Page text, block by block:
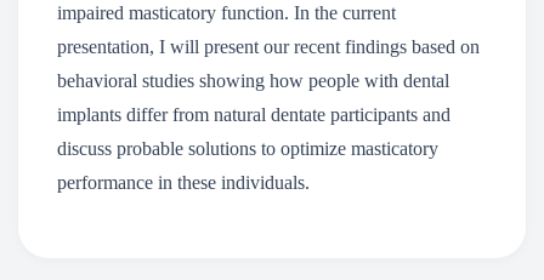
impaired masticatory function. In the current
presentation, I will present our recent findings based on
behavioral studies showing how people with dental
implants differ from natural dentate participants and
discuss probable solutions to optimize masticatory
performance in these individuals.